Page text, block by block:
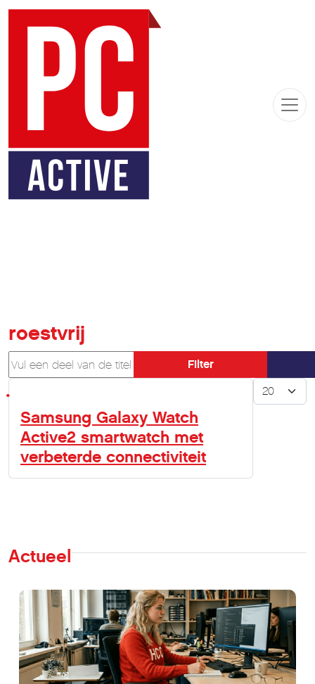
roestvrij
Vul een deel van de titel in
Filter
Toon #
Samsung Galaxy Watch
Active2 smartwatch met
verbeterde connectiviteit
Actueel